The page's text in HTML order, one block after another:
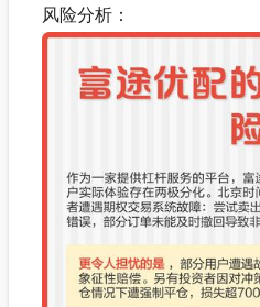
风险分析：